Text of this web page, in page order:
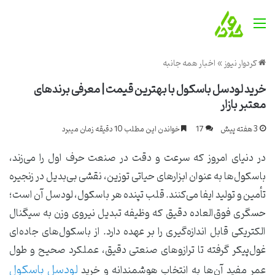
منو
کردوار نیوز»اخبار همه جانبه
خرید لودسل باسکول با بهترین قیمت | معرفی برندهای
معتبر بازار
3 هفته پیش 17 خواندن این مطلب 10 دقیقه زمان میبرد
در دنیای امروز که سرعت و دقت در صنعت حرف اول را می‌زند،
باسکول‌ها به عنوان ابزارهای حیاتی توزین، نقشی بی‌بدیل در زنجیره
تأمین و تولید ایفا می‌کنند. قلب تپنده هر باسکول، لودسل آن است؛
حسگری فوق‌العاده دقیق که وظیفه تبدیل نیروی وزن به سیگنال
الکتریکی قابل اندازه‌گیری را بر عهده دارد. از باسکول‌های جاده‌ای
غول‌پیکر گرفته تا ترازوهای صنعتی دقیق، عملکرد صحیح و طول
عمر مفید آن‌ها به انتخاب هوشمندانه و خریدلودسل باسکول